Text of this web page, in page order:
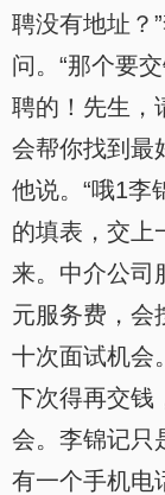
聘没有地址？
问。“那个要
聘的！先生，
会帮你找到最
他说。“哦1李
的填表，交上
来。中介公司
元服务费，会
十次面试机会
下次得再交钱
会。李锦记只
有一个手机电